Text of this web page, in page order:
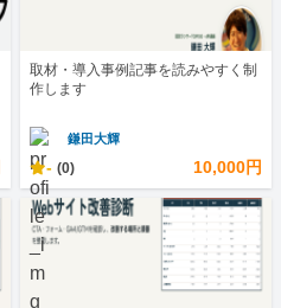
取材・導入事例記事を読みやすく制
作します
鎌田大輝
- (0) 10,000円